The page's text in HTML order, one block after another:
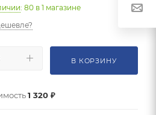
: 80 в 1 магазине
В КОРЗИНУ
1 320 ₽